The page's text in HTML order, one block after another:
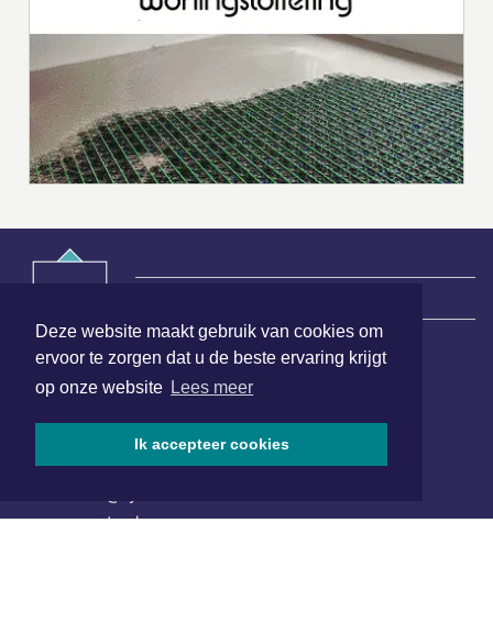
Deze website maakt gebruik van cookies om
ervoor te zorgen dat u de beste ervaring krijgt
op onze website Lees meer
Ik accepteer cookies
Hoofdvestiging:
van Benthuizenlaan 1
1701 BZ Heerhugowaard
072 8200 600
www.xyto.nl